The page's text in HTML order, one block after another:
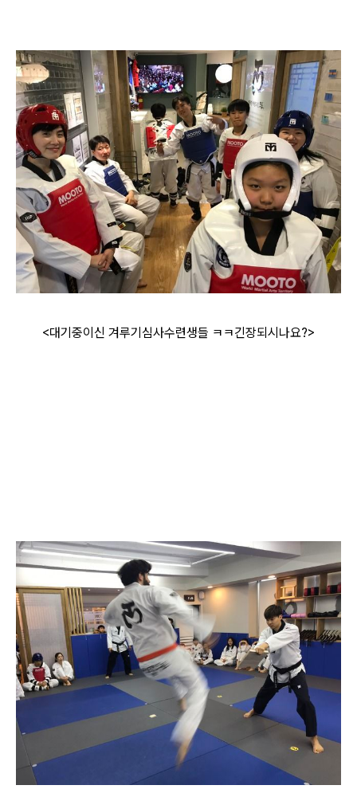
<대기중이신 겨루기심사수련생들 ㅋㅋ긴장되시나요?>